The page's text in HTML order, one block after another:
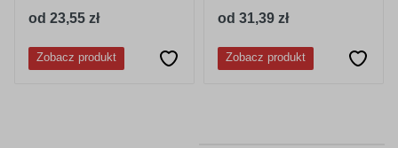
od 23,55 zł
Zobacz produkt
od 31,39 zł
Zobacz produkt